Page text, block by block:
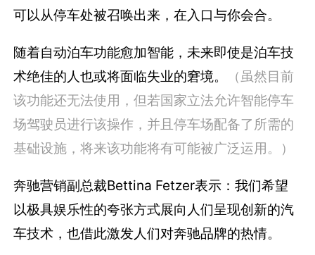
可以从停车处被召唤出来，在入口与你会合。
随着自动泊车功能愈加智能，未来即使是泊车技
术绝佳的人也或将面临失业的窘境。
（虽然目前
该功能还无法使用，但若国家立法允许智能停车
场驾驶员进行该操作，并且停车场配备了所需的
基础设施，将来该功能将有可能被广泛运用。）
奔驰营销副总裁Bettina Fetzer表示：我们希望
以极具娱乐性的夸张方式展向人们呈现创新的汽
车技术，也借此激发人们对奔驰品牌的热情。